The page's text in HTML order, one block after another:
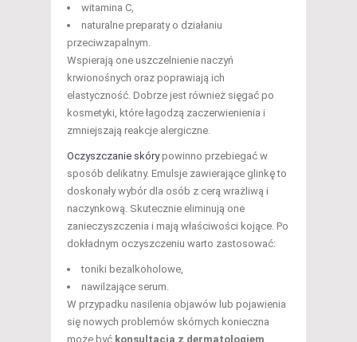
witamina C,
naturalne preparaty o działaniu
przeciwzapalnym.
Wspierają one uszczelnienie naczyń
krwionośnych oraz poprawiają ich
elastyczność. Dobrze jest również sięgać po
kosmetyki, które łagodzą zaczerwienienia i
zmniejszają reakcje alergiczne.
Oczyszczanie skórypowinno przebiegać w
sposób delikatny. Emulsje zawierające glinkę to
doskonały wybór dla osób z cerą wrażliwą i
naczynkową. Skutecznie eliminują one
zanieczyszczenia i mają właściwości kojące. Po
dokładnym oczyszczeniu warto zastosować:
toniki bezalkoholowe,
nawilżające serum.
W przypadku nasilenia objawów lub pojawienia
się nowych problemów skórnych konieczna
może być konsultacja z dermatologiem